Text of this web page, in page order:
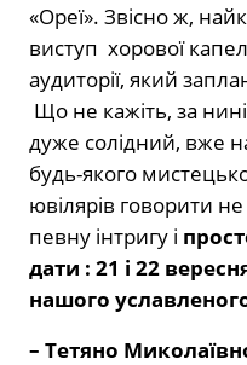
«Ореї». Звісно ж,
виступ хорової
аудиторії, який
Що не кажіть, за
дуже солідний, вже
будь-якого
ювілярів говорити
певну інтригу і
дати : 21 і 22
нашого
– Тетяно